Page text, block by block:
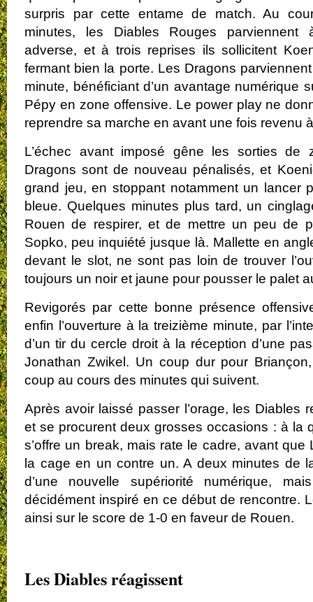
surpris par cette entame de match. Au
minutes, les Diables Rouges parviennent
adverse, et à trois reprises ils sollicitent
fermant bien la porte. Les Dragons
minute, bénéficiant d’un avantage numérique
Pépy en zone offensive. Le power play ne
reprendre sa marche en avant une fois revenu
L’échec avant imposé gêne les sorties de
Dragons sont de nouveau pénalisés, et
grand jeu, en stoppant notamment un lancer
bleue. Quelques minutes plus tard, un
Rouen de respirer, et de mettre un peu de
Sopko, peu inquiété jusque là. Mallette en
devant le slot, ne sont pas loin de trouver
toujours un noir et jaune pour pousser le palet
Revigorés par cette bonne présence
enfin l’ouverture à la treizième minute, par
d’un tir du cercle droit à la réception d’une
Jonathan Zwikel. Un coup dur pour
coup au cours des minutes qui suivent.
Après avoir laissé passer l’orage, les Diables
et se procurent deux grosses occasions : à la
s’offre un break, mais rate le cadre, avant
la cage en un contre un. A deux minutes de
d’une nouvelle supériorité numérique,
décidément inspiré en ce début de rencontre.
ainsi sur le score de 1-0 en faveur de Rouen.
Les Diables réagissent